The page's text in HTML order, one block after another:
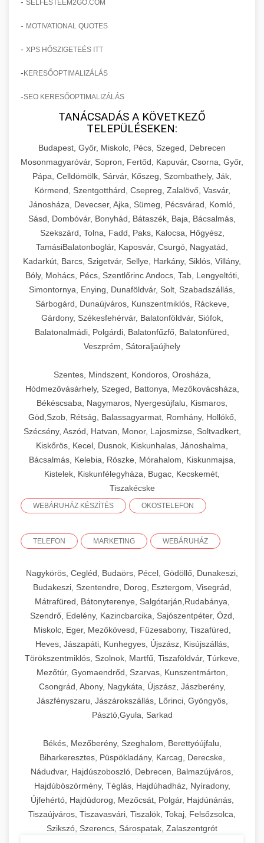
SELFESTEEM2GO.COM
- MOTIVATIONAL QUOTES
- XPS HŐSZIGETEÉS ITT
- KERESŐOPTIMALIZÁLÁS
-SEO KERESŐOPTIMALIZÁLÁS
TANÁCSADÁS A KÖVETKEZŐ
TELEPÜLÉSEKEN:
Budapest, Győr, Miskolc, Pécs, Szeged, Debrecen
Mosonmagyaróvár, Sopron, Fertőd, Kapuvár, Csorna, Győr,
Pápa, Celldömölk, Sárvár, Kőszeg, Szombathely, Ják,
Körmend, Szentgotthárd, Csepreg, Zalalövő, Vasvár,
Jánosháza, Devecser, Ajka, Sümeg, Pécsvárad, Komló,
Sásd, Dombóvár, Bonyhád, Bátaszék, Baja, Bácsalmás,
Szekszárd, Tolna, Fadd, Paks, Kalocsa, Hőgyész,
TamásiBalatonboglár, Kaposvár, Csurgó, Nagyatád,
Kadarkút, Barcs, Szigetvár, Sellye, Harkány, Siklós, Villány,
Bóly, Mohács, Pécs, Szentlőrinc Andocs, Tab, Lengyeltóti,
Simontornya, Enying, Dunaföldvár, Solt, Szabadszállás,
Sárbogárd, Dunaújváros, Kunszentmiklós, Ráckeve,
Gárdony, Székesfehérvár, Balatonföldvár, Siófok,
Balatonalmádi, Polgárdi, Balatonfűzfő, Balatonfüred,
Veszprém, Sátoraljaújhely
Szentes, Mindszent, Kondoros, Orosháza,
Hódmezővásárhely, Szeged, Battonya, Mezőkovácsháza,
Békéscsaba, Nagymaros, Nyergesújfalu, Kismaros,
Göd,Szob, Rétság, Balassagyarmat, Romhány, Hollókő,
Szécsény, Aszód, Hatvan, Monor, Lajosmizse, Soltvadkert,
Kiskőrös, Kecel, Dusnok, Kiskunhalas, Jánoshalma,
Bácsalmás, Kelebia, Röszke, Mórahalom, Kiskunmajsa,
Kistelek, Kiskunfélegyháza, Bugac, Kecskemét,
Tiszakécske
WEBÁRUHÁZ KÉSZÍTÉS OKOSTELEFON
TELEFON MARKETING WEBÁRUHÁZ
Nagykörös, Cegléd, Budaörs, Pécel, Gödöllő, Dunakeszi,
Budakeszi, Szentendre, Dorog, Esztergom, Visegrád,
Mátrafüred, Bátonyterenye, Salgótarján,Rudabánya,
Szendrő, Edelény, Kazincbarcika, Sajószentpéter, Ózd,
Miskolc, Eger, Mezőkövesd, Füzesabony, Tiszafüred,
Heves, Jászapáti, Kunhegyes, Újszász, Kisújszállás,
Törökszentmiklós, Szolnok, Martfű, Tiszaföldvár, Túrkeve,
Mezőtúr, Gyomaendrőd, Szarvas, Kunszentmárton,
Csongrád, Abony, Nagykáta, Újszász, Jászberény,
Jászfényszaru, Jászárokszállás, Lőrinci, Gyöngyös,
Pásztó,Gyula, Sarkad
Békés, Mezőberény, Szeghalom, Berettyóújfalu,
Biharkeresztes, Püspökladány, Karcag, Derecske,
Nádudvar, Hajdúszoboszló, Debrecen, Balmazújváros,
Hajdúböszörmény, Téglás, Hajdúhadház, Nyíradony,
Újfehértó, Hajdúdorog, Mezőcsát, Polgár, Hajdúnánás,
Tiszaújváros, Tiszavasvári, Tiszalök, Tokaj, Felsőzsolca,
Szikszó, Szerencs, Sárospatak, Zalaszentgrót